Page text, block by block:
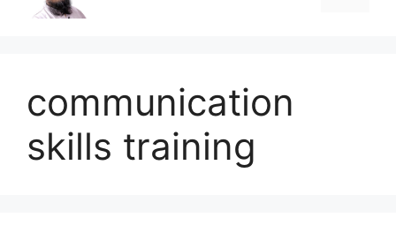
communication
skills training